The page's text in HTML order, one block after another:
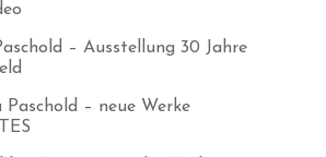
– Ausstellung 30 Jahre
Paschold – neue Werke